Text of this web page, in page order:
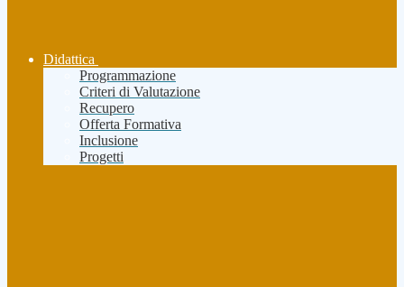
Didattica
Programmazione
Criteri di Valutazione
Recupero
Offerta Formativa
Inclusione
Progetti